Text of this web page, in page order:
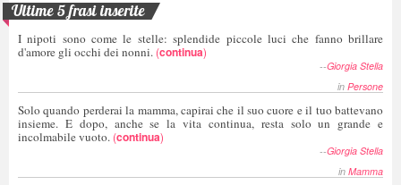
Ultime 5 frasi inserite
I nipoti sono come le stelle: splendide piccole luci che fanno brillare
d'amore gli occhi dei nonni. (continua)
--Giorgia Stella
in Persone
Solo quando perderai la mamma, capirai che il suo cuore e il tuo battevano
insieme. E dopo, anche se la vita continua, resta solo un grande e
incolmabile vuoto. (continua)
--Giorgia Stella
in Mamma